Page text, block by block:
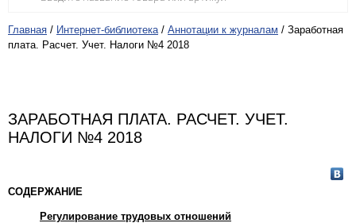
Главная / Интернет-библиотека / Аннотации к журналам / Заработная
плата. Расчет. Учет. Налоги №4 2018
ЗАРАБОТНАЯ ПЛАТА. РАСЧЕТ. УЧЕТ.
НАЛОГИ №4 2018
СОДЕРЖАНИЕ
Регулирование трудовых отношений